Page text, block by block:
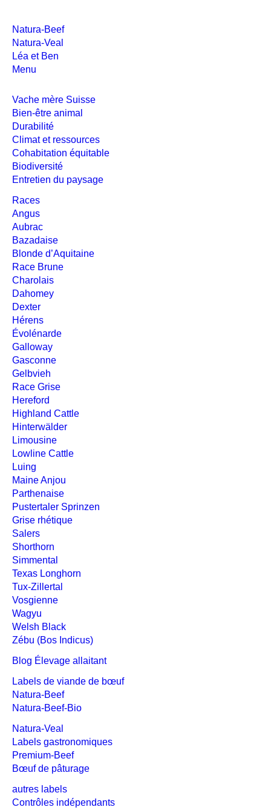
Natura-Beef
Natura-Veal
Léa et Ben
Menu
Vache mère Suisse
Bien-être animal
Durabilité
Climat et ressources
Cohabitation équitable
Biodiversité
Entretien du paysage
Races
Angus
Aubrac
Bazadaise
Blonde d’Aquitaine
Race Brune
Charolais
Dahomey
Dexter
Hérens
Évolénarde
Galloway
Gasconne
Gelbvieh
Race Grise
Hereford
Highland Cattle
Hinterwälder
Limousine
Lowline Cattle
Luing
Maine Anjou
Parthenaise
Pustertaler Sprinzen
Grise rhétique
Salers
Shorthorn
Simmental
Texas Longhorn
Tux-Zillertal
Vosgienne
Wagyu
Welsh Black
Zébu (Bos Indicus)
Blog Élevage allaitant
Labels de viande de bœuf
Natura-Beef
Natura-Beef-Bio
Natura-Veal
Labels gastronomiques
Premium-Beef
Bœuf de pâturage
autres labels
Contrôles indépendants